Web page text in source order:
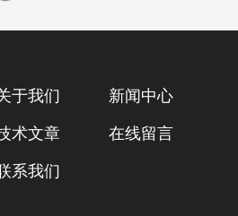
于我们 新闻中心
术文章 在线留言
系我们